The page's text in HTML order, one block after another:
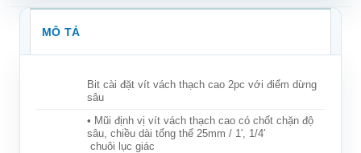
MÔ TẢ
Bit cài đặt vít vách thạch cao 2pc với điểm dừng
sâu
• Mũi định vị vít vách thạch cao có chốt chặn độ
sâu, chiều dài tổng thể 25mm / 1′, 1/4′
chuôi lục giác